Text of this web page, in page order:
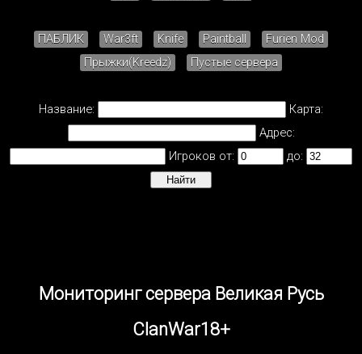
ПАБЛИК War3ft Knife Paintball
Furien Mod
Прыжки(Kreedz)
Пустые сервера
Название:
Карта:
Адрес:
Игроков от:
до:
Мониторинг сервера Великая Русь
ClanWar18+